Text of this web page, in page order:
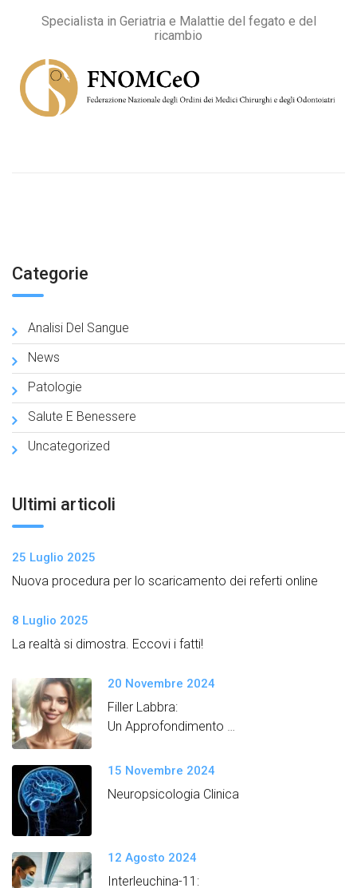
Specialista in Geriatria e Malattie del fegato e del
ricambio
Categorie
Analisi Del Sangue
News
Patologie
Salute E Benessere
Uncategorized
Ultimi articoli
25 Luglio 2025
Nuova procedura per lo scaricamento dei referti online
8 Luglio 2025
La realtà si dimostra. Eccovi i fatti!
20 Novembre 2024
Filler Labbra:
Un Approfondimento
15 Novembre 2024
Neuropsicologia Clinica
12 Agosto 2024
Interleuchina-11: